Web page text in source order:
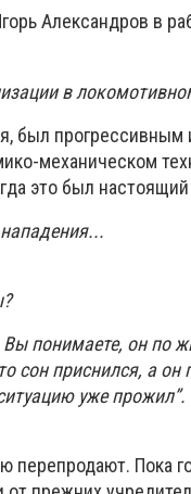
Александров в
в
был прогрессивным
механическом
это был
Вы понимаете, он по
сон приснился, а он
уже
перепродают. Пока